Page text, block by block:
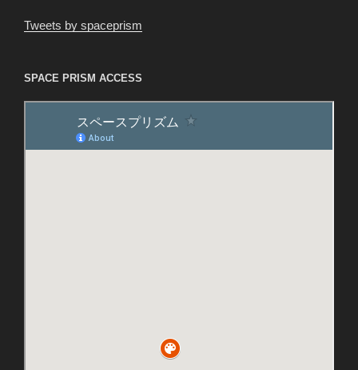
Tweets by spaceprism
SPACE PRISM ACCESS